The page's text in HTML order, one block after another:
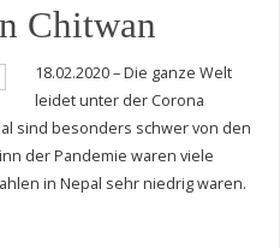
Chitwan
18.02.2020 – Die ganze Welt
leidet unter der Corona
sind besonders schwer von den
der Pandemie waren viele
in Nepal sehr niedrig waren.